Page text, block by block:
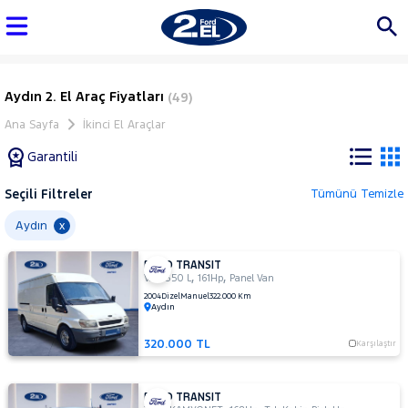
Aydın 2. El Araç Fiyatları (49)
Ana Sayfa İkinci El Araçlar
Garantili
Tüm
Araçlar
AUDI
BMC
BMW
BYD
Seçili Filtreler Tümünü Temizle
Aydın x
FORD TRANSIT
VAN 350 L,161Hp, Panel Van
2004DizelManuel322.000 Km
Aydın
320.000 TL Karşılaştır
FORD TRANSIT